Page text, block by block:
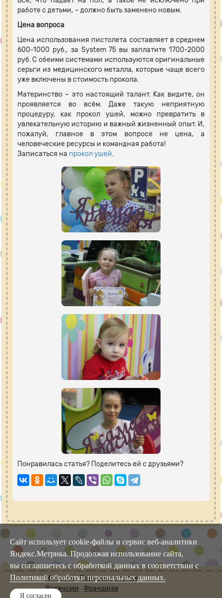
работе с детьми, – должно быть заменено новым.
Цена вопроса
Цена использования пистолета составляет в среднем
600-1000 руб., за System 75 вы заплатите 1700-2000
руб. С обеими системами используются оригинальные
серьги из медицинского металла, которые чаще всего
уже включены в стоимость прокола.
Материнство – это настоящий талант. Как видите, он
проявляется во всём. Даже такую неприятную
процедуру, как прокол ушей, можно превратить в
увлекательную историю и важный жизненный опыт. И,
пожалуй, главное в этом вопросе не цена, а
человеческие ресурсы и командная работа!
Записаться на прокол ушей.
Понравилась статья? Поделитесь ей с друзьями?
Новости Полезные статьи
Вакансии
Франшиза
Сайт использует cookie-файлы и сервис веб-аналитики
Яндекс.Метрика. Продолжая использование сайта,
вы соглашаетесь с обработкой данных в соответствии с
Политикой обработки персональных данных.
Я согласен